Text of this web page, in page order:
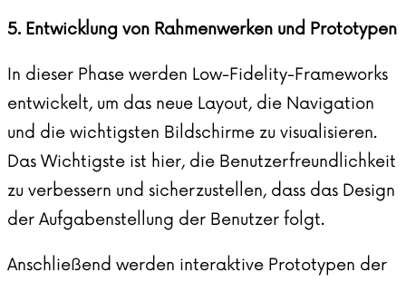
5. Entwicklung von Rahmenwerken und Prototypen
In dieser Phase werden Low-Fidelity-Frameworks
entwickelt, um das neue Layout, die Navigation
und die wichtigsten Bildschirme zu visualisieren.
Das Wichtigste ist hier, die Benutzerfreundlichkeit
zu verbessern und sicherzustellen, dass das Design
der Aufgabenstellung der Benutzer folgt.
Anschließend werden interaktive Prototypen der